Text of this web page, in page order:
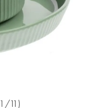
1 /11)